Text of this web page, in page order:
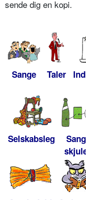
sende dig en kopi.
Sange Taler
Selskabsleg